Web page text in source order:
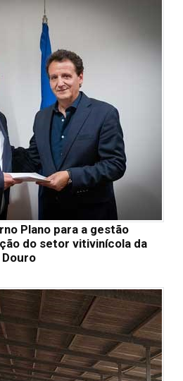
Plano para a gestão
do setor vitivinícola da
Douro